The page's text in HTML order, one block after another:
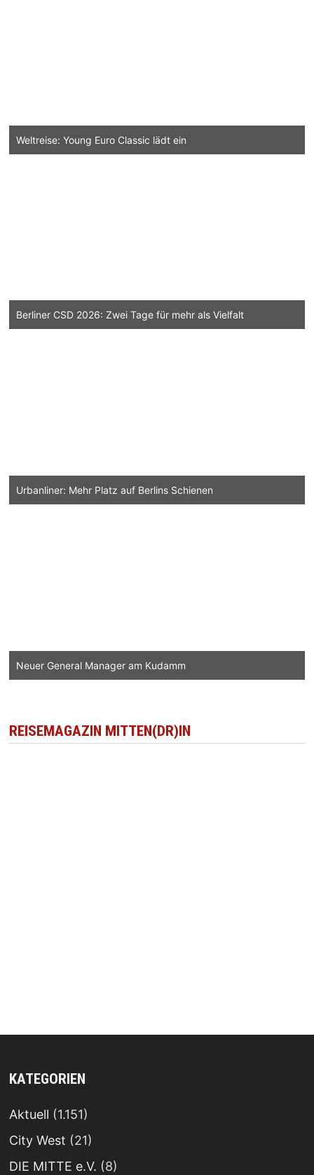
Weltreise: Young Euro Classic lädt ein
Berliner CSD 2026: Zwei Tage für mehr als Vielfalt
Urbanliner: Mehr Platz auf Berlins Schienen
Neuer General Manager am Kudamm
REISEMAGAZIN MITTEN(DR)IN
KATEGORIEN
Aktuell (1.151)
City West (21)
DIE MITTE e.V. (8)